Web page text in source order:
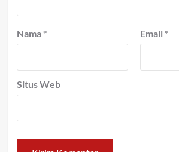
Nama * Email *
Situs Web